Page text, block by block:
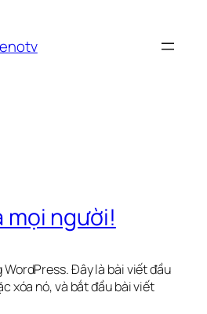
mọi người!
WordPress. Đây là bài viết đầu
xóa nó, và bắt đầu bài viết